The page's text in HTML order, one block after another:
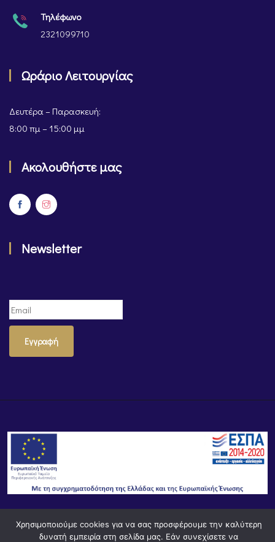
Τηλέφωνο
2321099710
Ωράριο Λειτουργίας
Δευτέρα – Παρασκευή:
8:00 πμ – 15:00 μμ
Ακολουθήστε μας
Newsletter
Εγγραφή
© Powered byKnowledge AE
Χρησιμοποιούμε cookies για να σας προσφέρουμε την καλύτερη
δυνατή εμπειρία στη σελίδα μας. Εάν συνεχίσετε να